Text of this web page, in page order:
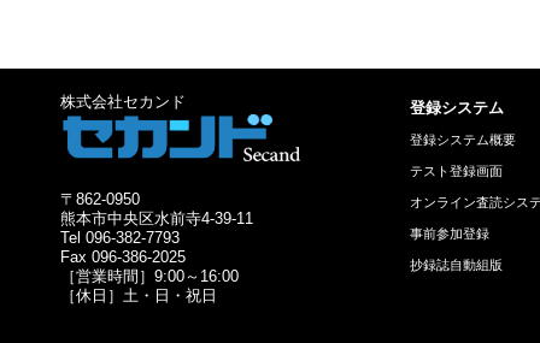
株式会社セカンド
〒862-0950
熊本市中央区水前寺4-39-11
Tel 096-382-7793
Fax 096-386-2025
［営業時間］9:00～16:00
［休日］土・日・祝日
登録システム
登録システム概要
テスト登録画面
オンライン査読シス
事前参加登録
抄録誌自動組版